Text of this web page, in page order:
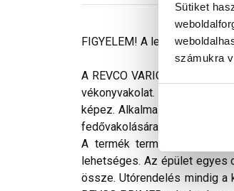
Sütiket
számukra
FIGYELEM! A leírás végén
A REVCO VARIO+ gyárilag
vékonyvakolat.
képez. Alkalmas régi és új
fedővakolására.
A termék természetes
lehetséges. Az épület egyes
össze. Utórendelés mindig a